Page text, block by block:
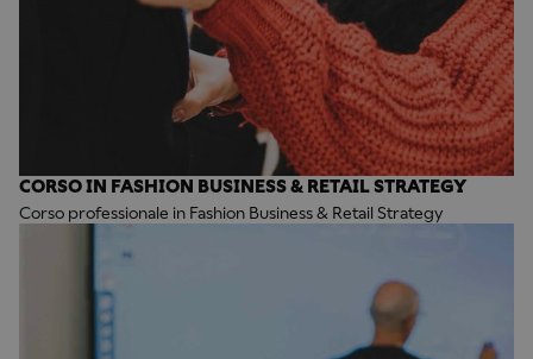
CORSO IN FASHION BUSINESS & RETAIL STRATEGY
Corso professionale in Fashion Business & Retail Strategy